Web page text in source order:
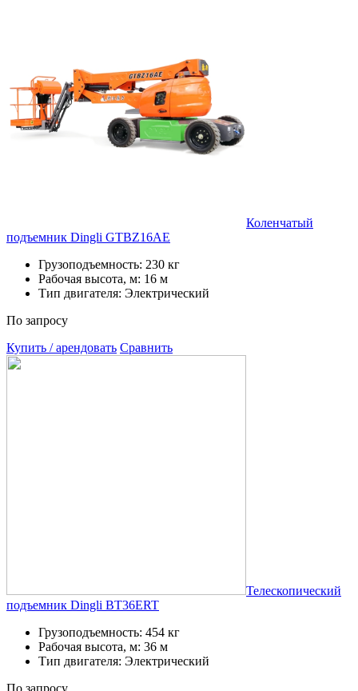
Коленчатый
подъемник Dingli GTBZ16AE
Грузоподъемность: 230 кг
Рабочая высота, м: 16 м
Тип двигателя: Электрический
По запросу
Купить / арендовать Сравнить
Телескопический
подъемник Dingli BT36ERT
Грузоподъемность: 454 кг
Рабочая высота, м: 36 м
Тип двигателя: Электрический
По запросу